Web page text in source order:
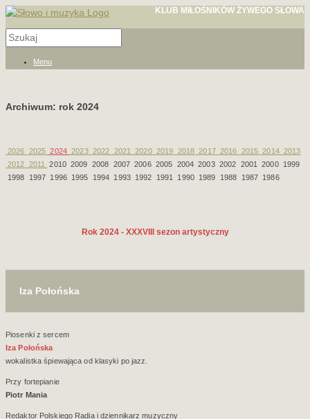
KLUB MIŁOŚNIKÓW ŻYWEGO SŁOWA
Menu
Archiwum: rok 2024
2026 2025 2024 2023 2022 2021 2020 2019 2018 2017 2016 2015 2014 2013
2012 2011
2010 2009 2008 2007 2006 2005 2004 2003 2002 2001 2000 1999
1998 1997 1996 1995 1994 1993 1992 1991 1990 1989 1988 1987 1986
Rok 2024 - XXXVIII sezon artystyczny
Iza Połońska
Piosenki z sercem
Iza Połońska
wokalistka śpiewająca od klasyki po jazz.
Przy fortepianie
Piotr Mania
Redaktor Polskiego Radia i dziennikarz muzyczny